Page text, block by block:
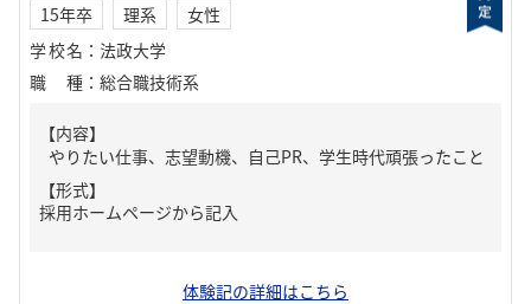
15年卒 理系
女性
学校名 ： 法政大学
職種 ： 総合職技術系
【内容】
やりたい仕事、志望動機、自己PR、学生時代頑張ったこと
【形式】
採用ホームページから記入
体験記の詳細はこちら